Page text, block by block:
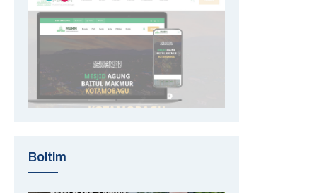
Boltim